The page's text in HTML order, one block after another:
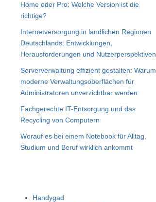
Home oder Pro: Welche Version ist die
richtige?
Internetversorgung in ländlichen Regionen
Deutschlands: Entwicklungen,
Herausforderungen und Nutzerperspektiven
Serververwaltung effizient gestalten: Warum
moderne Verwaltungsoberflächen für
Administratoren unverzichtbar werden
Fachgerechte IT-Entsorgung und das
Recycling von Computern
Worauf es bei einem Notebook für Alltag,
Studium und Beruf wirklich ankommt
Handygad